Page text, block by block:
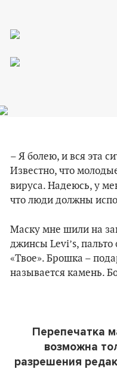
– Я болею, и вся эта
Известно, что
вируса. Надеюсь, у
что люди должны
Маску мне шили на
джинсы Levi’s,
«Твое». Брошка –
называется камень.
Перепечатка
возможна
разрешения